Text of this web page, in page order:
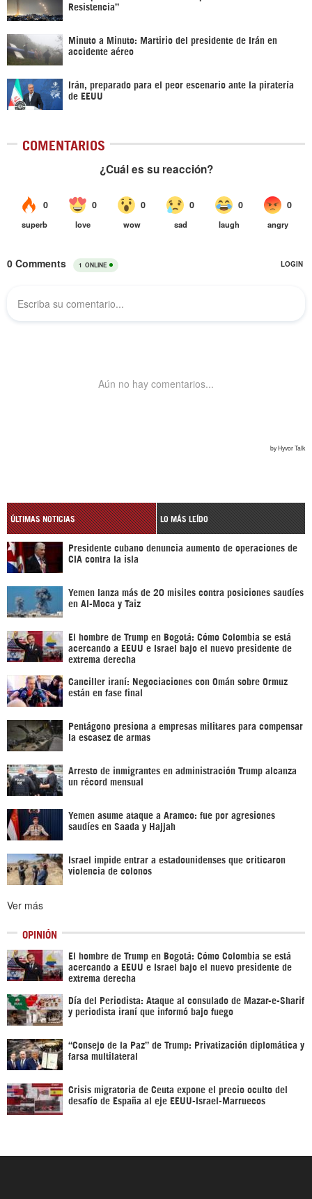
Resistencia”
Minuto a Minuto: Martirio del presidente de Irán en
accidente aéreo
Irán, preparado para el peor escenario ante la piratería
de EEUU
COMENTARIOS
ÚLTIMAS NOTICIAS LO MÁS LEÍDO
Presidente cubano denuncia aumento de operaciones de
CIA contra la isla
Yemen lanza más de 20 misiles contra posiciones saudíes
en Al-Moca y Taiz
El hombre de Trump en Bogotá: Cómo Colombia se está
acercando a EEUU e Israel bajo el nuevo presidente de
extrema derecha
Canciller iraní: Negociaciones con Omán sobre Ormuz
están en fase final
Pentágono presiona a empresas militares para compensar
la escasez de armas
Arresto de inmigrantes en administración Trump alcanza
un récord mensual
Yemen asume ataque a Aramco: fue por agresiones
saudíes en Saada y Hajjah
Israel impide entrar a estadounidenses que criticaron
violencia de colonos
Ver más
OPINIÓN
El hombre de Trump en Bogotá: Cómo Colombia se está
acercando a EEUU e Israel bajo el nuevo presidente de
extrema derecha
Día del Periodista: Ataque al consulado de Mazar-e-Sharif
y periodista iraní que informó bajo fuego
“Consejo de la Paz” de Trump: Privatización diplomática y
farsa multilateral
Crisis migratoria de Ceuta expone el precio oculto del
desafío de España al eje EEUU-Israel-Marruecos